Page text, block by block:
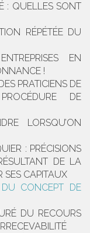
: QUELLES SONT
RÉPÉTÉE DU
EN
!
PRATICIENS DE
DE
LORSQU’ON
: PRÉCISIONS
DE LA
SES CAPITAUX
CONCEPT DE
DU RECOURS